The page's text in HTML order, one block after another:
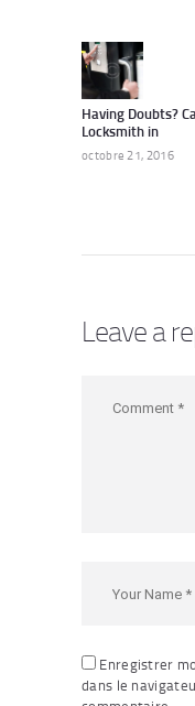
l’article
Having Doubts?
Locksmith in
octobre 21, 2016
Leave a
Enregistrer
dans le